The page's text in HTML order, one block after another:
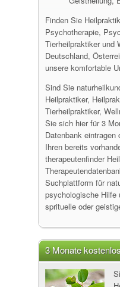
Finden Sie
Psychotherapie,
Tierheilpraktiker und
Deutschland,
unsere komfortable
Sind Sie
Heilpraktiker,
Tierheilpraktiker,
Sie sich hier für 3
Datenbank eintragen
Ihren bereits
therapeutenfinder
Suchplattform für
psychologische Hilfe
sprituelle oder
3 Monate